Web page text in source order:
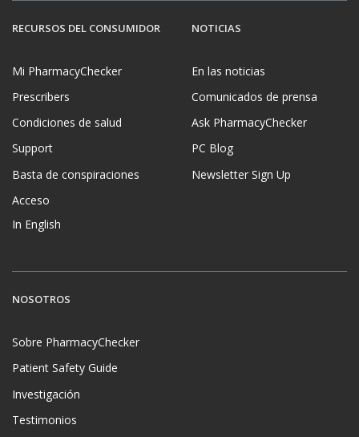
RECURSOS DEL CONSUMIDOR
Mi PharmacyChecker
Prescribers
Condiciones de salud
Support
Basta de conspiraciones
Acceso
In English
NOTICIAS
En las noticias
Comunicados de prensa
Ask PharmacyChecker
PC Blog
Newsletter Sign Up
NOSOTROS
Sobre PharmacyChecker
Patient Safety Guide
Investigación
Testimonios